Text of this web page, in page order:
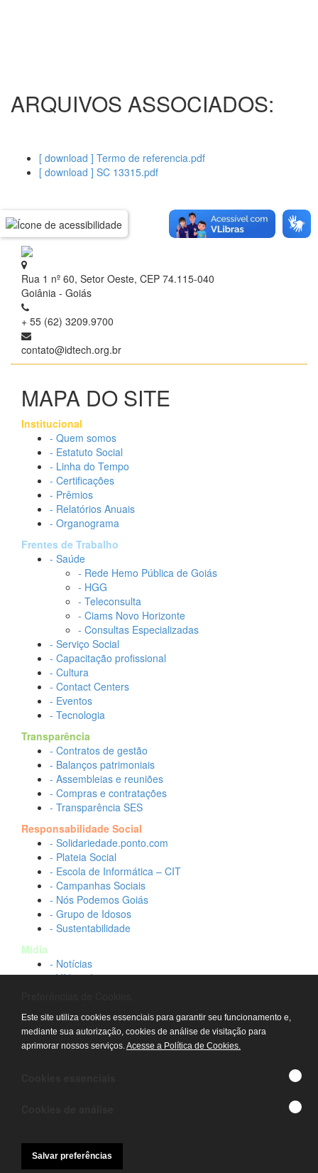
ARQUIVOS ASSOCIADOS:
[ download ] Termo de referencia.pdf
[ download ] SC 13315.pdf
Rua 1 nº 60, Setor Oeste, CEP 74.115-040
Goiânia - Goiás
+ 55 (62) 3209.9700
contato@idtech.org.br
MAPA DO SITE
Institucional
- Quem somos
- Estatuto Social
- Linha do Tempo
- Certificações
- Prêmios
- Relatórios Anuais
- Organograma
Frentes de Trabalho
- Saúde
- Rede Hemo Pública de Goiás
- HGG
- Teleconsulta
- Ciams Novo Horizonte
- Consultas Especializadas
- Serviço Social
- Capacitação profissional
- Cultura
- Contact Centers
- Eventos
- Tecnologia
Transparência
- Contratos de gestão
- Balanços patrimoniais
- Assembleias e reuniões
- Compras e contratações
- Transparência SES
Responsabilidade Social
- Solidariedade.ponto.com
- Plateia Social
- Escola de Informática – CIT
- Campanhas Sociais
- Nós Podemos Goiás
- Grupo de Idosos
- Sustentabilidade
Mídia
- Notícias
- Vídeos Institucionais
Contato
- Fale conosco
- Trabalhe conosco
Este site utiliza cookies essenciais para garantir seu funcionamento e,
mediante sua autorização, cookies de análise de visitação para
aprimorar nossos serviços.Acesse a Política de Cookies.
Salvar preferências